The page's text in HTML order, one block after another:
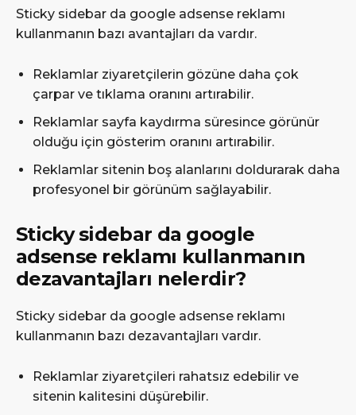
Sticky sidebar da google adsense reklamı
kullanmanın bazı avantajları da vardır.
Reklamlar ziyaretçilerin gözüne daha çok
çarpar ve tıklama oranını artırabilir.
Reklamlar sayfa kaydırma süresince görünür
olduğu için gösterim oranını artırabilir.
Reklamlar sitenin boş alanlarını doldurarak daha
profesyonel bir görünüm sağlayabilir.
Sticky sidebar da google
adsense reklamı kullanmanın
dezavantajları nelerdir?
Sticky sidebar da google adsense reklamı
kullanmanın bazı dezavantajları vardır.
Reklamlar ziyaretçileri rahatsız edebilir ve
sitenin kalitesini düşürebilir.